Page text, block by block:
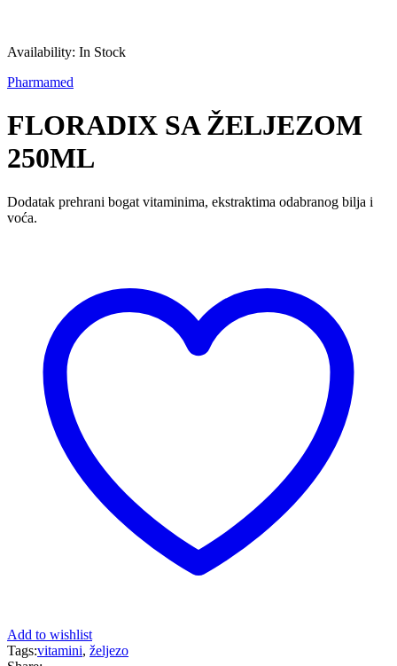
Availability: In Stock
Pharmamed
FLORADIX SA ŽELJEZOM
250ML
Dodatak prehrani bogat vitaminima, ekstraktima odabranog bilja i
voća.
Add to wishlist
Tags:vitamini, željezo